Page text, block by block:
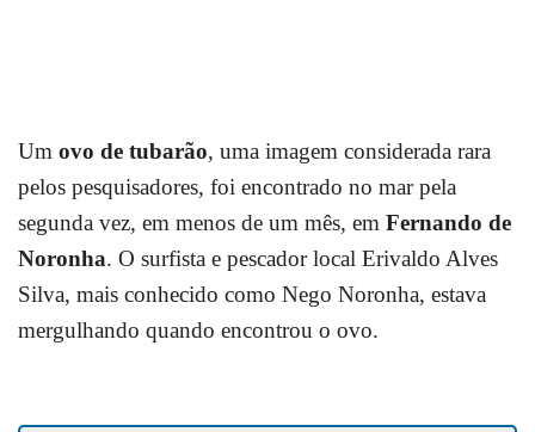
Um ovo de tubarão, uma imagem considerada rara
pelos pesquisadores, foi encontrado no mar pela
segunda vez, em menos de um mês, em Fernando de
Noronha. O surfista e pescador local Erivaldo Alves
Silva, mais conhecido como Nego Noronha, estava
mergulhando quando encontrou o ovo.